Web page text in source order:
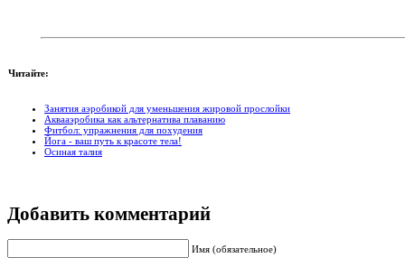
Читайте:
Занятия аэробикой для уменьшения жировой прослойки
Аквааэробика как альтернатива плаванию
Фитбол: упражнения для похудения
Йога - ваш путь к красоте тела!
Осиная талия
Добавить комментарий
Имя (обязательное)